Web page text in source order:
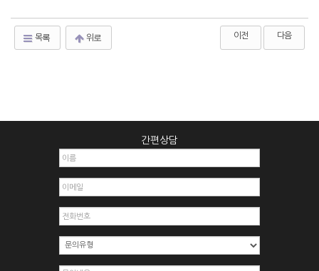
목록 위로 이전 다음
간편상담